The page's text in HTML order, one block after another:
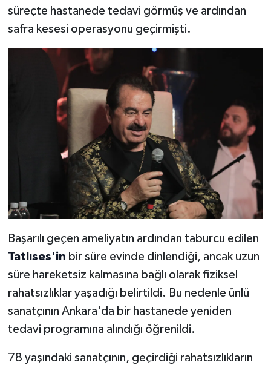
süreçte hastanede tedavi görmüş ve ardından
safra kesesi operasyonu geçirmişti.
Başarılı geçen ameliyatın ardından taburcu edilen
Tatlıses'in bir süre evinde dinlendiği, ancak uzun
süre hareketsiz kalmasına bağlı olarak fiziksel
rahatsızlıklar yaşadığı belirtildi. Bu nedenle ünlü
sanatçının Ankara'da bir hastanede yeniden
tedavi programına alındığı öğrenildi.
78 yaşındaki sanatçının, geçirdiği rahatsızlıkların